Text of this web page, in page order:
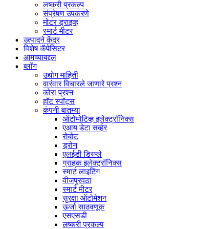
लष्करी प्रकल्प
संप्रेषण उपकरणे
मोटर ड्राइव्ह
स्मार्ट मीटर
उत्पादने केंद्र
विशेष कॅपेसिटर
आमच्याबद्दल
ब्लॉग
उद्योग माहिती
वारंवार विचारले जाणारे प्रश्न
कोरा प्रश्न
हॉट स्पॉट्स
कंपनी बातम्या
ऑटोमोटिव्ह इलेक्ट्रॉनिक्स
एआय डेटा सर्व्हर
रोबोट
ड्रोन
एलईडी डिस्प्ले
ग्राहक इलेक्ट्रॉनिक्स
स्मार्ट लाइटिंग
वीजपुरवठा
स्मार्ट मीटर
सुरक्षा ऑटोमेशन
ऊर्जा साठवणूक
एसएसडी
लष्करी प्रकल्प